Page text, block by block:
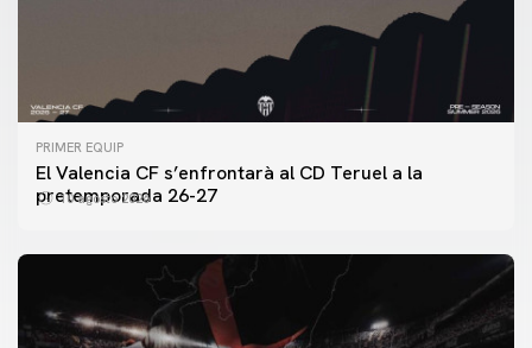
PRIMER EQUIP
El Valencia CF s’enfrontarà al CD Teruel a la
pretemporada 26-27
10 agosto 2026